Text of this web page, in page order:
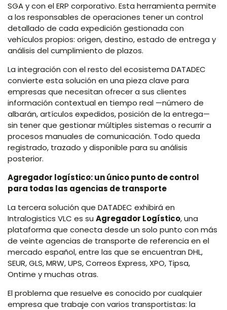
SGA y con el ERP corporativo. Esta herramienta permite
a los responsables de operaciones tener un control
detallado de cada expedición gestionada con
vehículos propios: origen, destino, estado de entrega y
análisis del cumplimiento de plazos.
La integración con el resto del ecosistema DATADEC
convierte esta solución en una pieza clave para
empresas que necesitan ofrecer a sus clientes
información contextual en tiempo real —número de
albarán, artículos expedidos, posición de la entrega—
sin tener que gestionar múltiples sistemas o recurrir a
procesos manuales de comunicación. Todo queda
registrado, trazado y disponible para su análisis
posterior.
Agregador logístico: un único punto de control
para todas las agencias de transporte
La tercera solución que DATADEC exhibirá en
Intralogistics VLC es su Agregador Logístico, una
plataforma que conecta desde un solo punto con más
de veinte agencias de transporte de referencia en el
mercado español, entre las que se encuentran DHL,
SEUR, GLS, MRW, UPS, Correos Express, XPO, Tipsa,
Ontime y muchas otras.
El problema que resuelve es conocido por cualquier
empresa que trabaje con varios transportistas: la